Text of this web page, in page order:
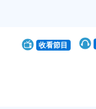
收看節目